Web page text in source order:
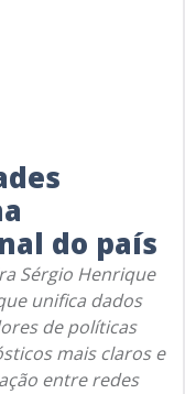
do país
Sérgio Henrique
unifica dados
de políticas
mais claros e
entre redes